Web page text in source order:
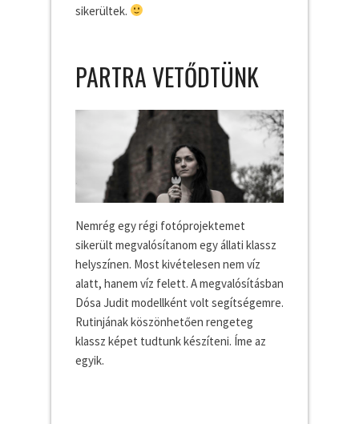
sikerültek.
PARTRA VETŐDTÜNK
Nemrég egy régi fotóprojektemet
sikerült megvalósítanom egy állati klassz
helyszínen. Most kivételesen nem víz
alatt, hanem víz felett. A megvalósításban
Dósa Judit modellként volt segítségemre.
Rutinjának köszönhetően rengeteg
klassz képet tudtunk készíteni. Íme az
egyik.